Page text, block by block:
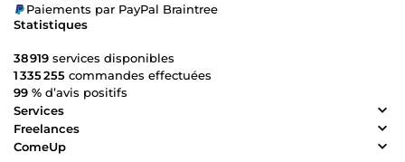
Paiements par PayPal Braintree
Statistiques
38 919 services disponibles
1 335 255 commandes effectuées
99 % d’avis positifs
Services
Freelances
ComeUp